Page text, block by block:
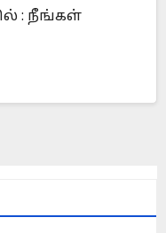
: நீங்கள்